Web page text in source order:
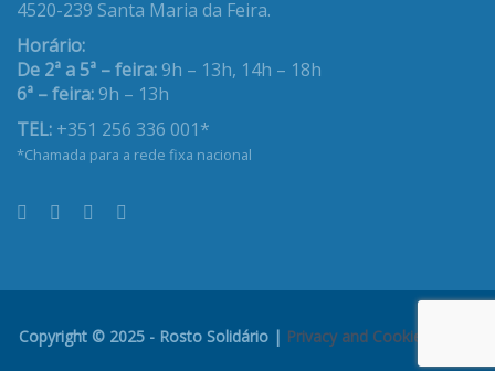
4520-239 Santa Maria da Feira.
Horário:
De 2ª a 5ª – feira: 9h – 13h, 14h – 18h
6ª – feira: 9h – 13h
TEL: +351 256 336 001*
*Chamada para a rede fixa nacional
Copyright © 2025 - Rosto Solidário | Privacy and Cookies Policy